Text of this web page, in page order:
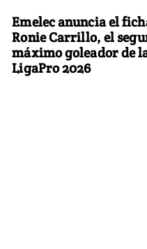
Emelec anuncia el
Ronie Carrillo, el
máximo goleador de
LigaPro 2026